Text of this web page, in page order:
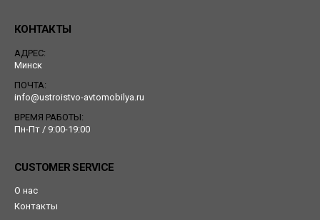
КОНТАКТЫ
АДРЕС:
Минск
ПОЧТА:
info@ustroistvo-avtomobilya.ru
ВРЕМЯ РАБОТЫ:
Пн-Пт / 9:00-19:00
CUSTOMER SERVICE
О нас
Контакты